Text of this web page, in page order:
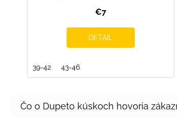
€7
DETAIL
39-42 43-46